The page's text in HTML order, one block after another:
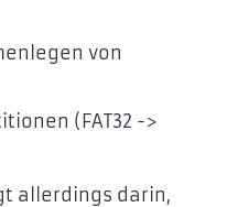
von
(FAT32 ->
allerdings darin,